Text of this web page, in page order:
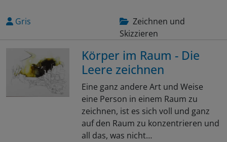
Gris
Zeichnen und
Skizzieren
Körper im Raum - Die
Leere zeichnen
Eine ganz andere Art und Weise
eine Person in einem Raum zu
zeichnen, ist es sich voll und ganz
auf den Raum zu konzentrieren und
all das, was nicht…